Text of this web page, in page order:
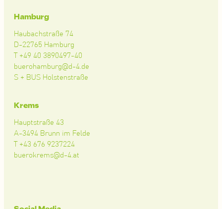
Hamburg
Haubachstraße 74
D-22765 Hamburg
T +49 40 3890497-40
buerohamburg@d-4.de
S + BUS Holstenstraße
Krems
Hauptstraße 43
A-3494 Brunn im Felde
T +43 676 9237224
buerokrems@d-4.at